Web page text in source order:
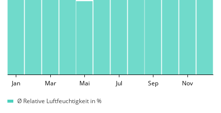
Jan Mar Mai Jul Sep Nov
Ø Relative Luftfeuchtigkeit in %